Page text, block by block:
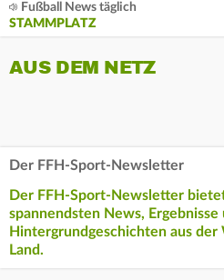
Fußball News täglich
STAMMPLATZ
AUS DEM NETZ
Der FFH-Sport-Newsletter
Der FFH-Sport-Newsletter
spannendsten News, Ergebnisse
Hintergrundgeschichten aus der
Land.